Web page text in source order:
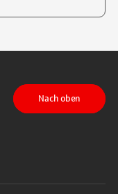
LinkedIn
Nach oben